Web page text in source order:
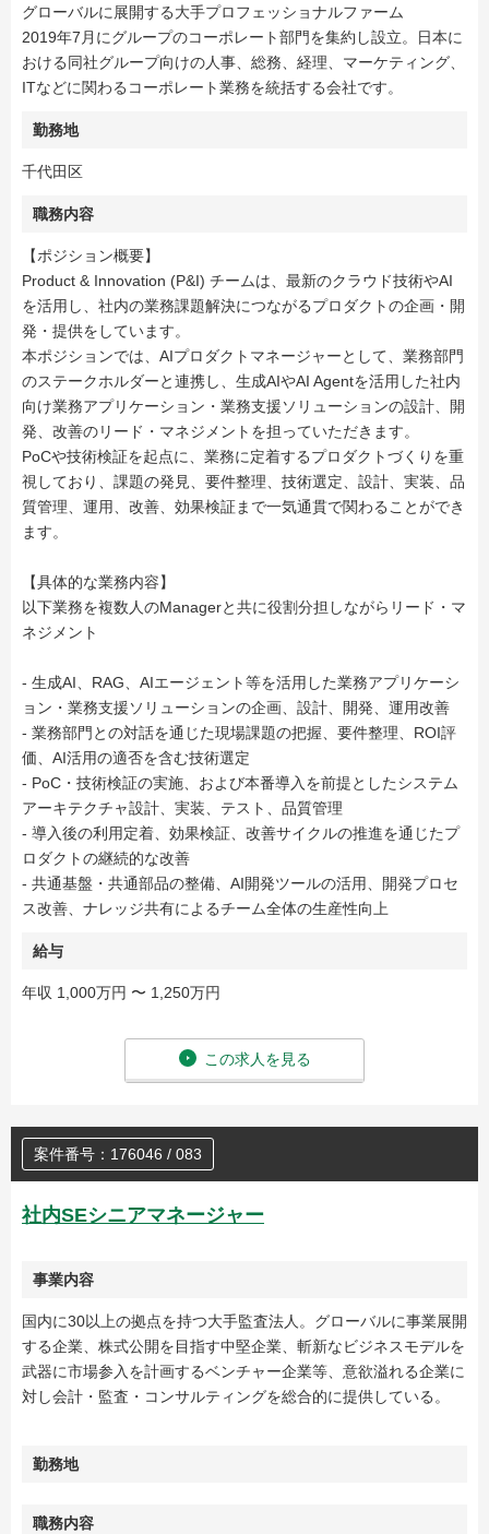
グローバルに展開する大手プロフェッショナルファーム
2019年7月にグループのコーポレート部門を集約し設立。日本に
おける同社グループ向けの人事、総務、経理、マーケティング、
ITなどに関わるコーポレート業務を統括する会社です。
勤務地
千代田区
職務内容
【ポジション概要】
Product & Innovation (P&I) チームは、最新のクラウド技術やAI
を活用し、社内の業務課題解決につながるプロダクトの企画・開
発・提供をしています。
本ポジションでは、AIプロダクトマネージャーとして、業務部門
のステークホルダーと連携し、生成AIやAI Agentを活用した社内
向け業務アプリケーション・業務支援ソリューションの設計、開
発、改善のリード・マネジメントを担っていただきます。
PoCや技術検証を起点に、業務に定着するプロダクトづくりを重
視しており、課題の発見、要件整理、技術選定、設計、実装、品
質管理、運用、改善、効果検証まで一気通貫で関わることができ
ます。
【具体的な業務内容】
以下業務を複数人のManagerと共に役割分担しながらリード・マ
ネジメント
- 生成AI、RAG、AIエージェント等を活用した業務アプリケーシ
ョン・業務支援ソリューションの企画、設計、開発、運用改善
- 業務部門との対話を通じた現場課題の把握、要件整理、ROI評
価、AI活用の適否を含む技術選定
- PoC・技術検証の実施、および本番導入を前提としたシステム
アーキテクチャ設計、実装、テスト、品質管理
- 導入後の利用定着、効果検証、改善サイクルの推進を通じたプ
ロダクトの継続的な改善
- 共通基盤・共通部品の整備、AI開発ツールの活用、開発プロセ
ス改善、ナレッジ共有によるチーム全体の生産性向上
給与
年収 1,000万円 〜 1,250万円
この求人を見る
案件番号：176046 / 083
社内SEシニアマネージャー
事業内容
国内に30以上の拠点を持つ大手監査法人。グローバルに事業展開
する企業、株式公開を目指す中堅企業、斬新なビジネスモデルを
武器に市場参入を計画するベンチャー企業等、意欲溢れる企業に
対し会計・監査・コンサルティングを総合的に提供している。
勤務地
職務内容